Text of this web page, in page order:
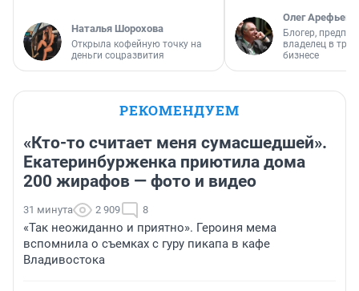
Наталья Шорохова
Открыла кофейную точку на
деньги соцразвития
Олег Арефьев
Блогер,
владелец в
бизнесе
РЕКОМЕНДУЕМ
«Кто-то считает меня сумасшедшей».
Екатеринбурженка приютила дома
200 жирафов — фото и видео
31 минута 2 909 8
«Так неожиданно и приятно». Героиня мема
вспомнила о съемках с гуру пикапа в кафе
Владивостока